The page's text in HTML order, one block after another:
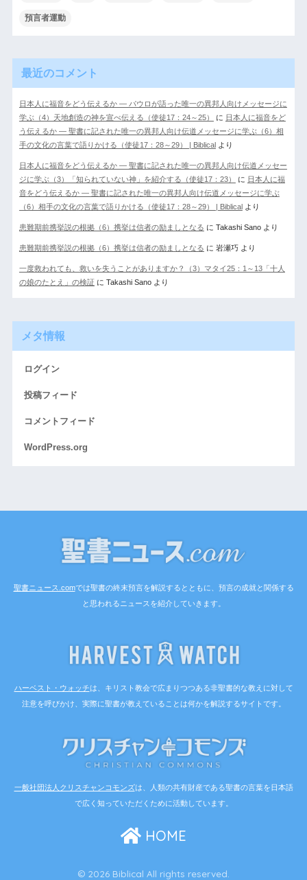
預言者運動
最近のコメント
日本人に福音をどう伝えるか ― パウロが語った唯一の異邦人向けメッセージに
学ぶ（4）天地創造の神を宣べ伝える（使徒17：24～25）
に 日本人に福音をど
う伝えるか ― 聖書に記された唯一の異邦人向け伝道メッセージに学ぶ（6）相
手の文化の言葉で語りかける（使徒17：28～29） | Biblical より
日本人に福音をどう伝えるか ― 聖書に記された唯一の異邦人向け伝道メッセー
ジに学ぶ（3）「知られていない神」を紹介する（使徒17：23）
に 日本人に福
音をどう伝えるか ― 聖書に記された唯一の異邦人向け伝道メッセージに学ぶ
（6）相手の文化の言葉で語りかける（使徒17：28～29） | Biblical より
患難期前携挙説の根拠（6）携挙は信者の励ましとなる に Takashi Sanoより
患難期前携挙説の根拠（6）携挙は信者の励ましとなる に 岩瀬巧 より
一度救われても、救いを失うことがありますか？（3）マタイ25：1～13「十人
の娘のたとえ」の検証 に Takashi Sanoより
メタ情報
ログイン
投稿フィード
コメントフィード
WordPress.org
聖書ニュース.comでは聖書の終末預言を解説するとともに、預言の成就と関係する
と思われるニュースを紹介していきます。
ハーベスト・ウォッチは、キリスト教会で広まりつつある非聖書的な教えに対して
注意を呼びかけ、実際に聖書が教えていることは何かを解説するサイトです。
一般社団法人クリスチャンコモンズは、人類の共有財産である聖書の言葉を日本語
で広く知っていただくために活動しています。
HOME
© 2026 Biblical All rights reserved.